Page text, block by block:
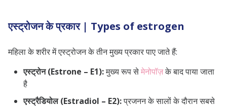
एस्ट्रोजन के प्रकार | Types of estrogen
महिला के शरीर में एस्ट्रोजन के तीन मुख्य प्रकार पाए जाते हैं:
एस्ट्रोन (Estrone – E1):मुख्य रूप सेमेनोपॉज़के बाद पाया जाता
है
एस्ट्रैडियोल (Estradiol – E2):प्रजनन के सालों के दौरान सबसे